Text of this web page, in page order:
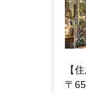
【
〒